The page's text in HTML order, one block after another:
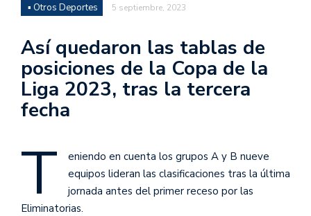
▪ Otros Deportes 5 septiembre, 2023
Así quedaron las tablas de
posiciones de la Copa de la
Liga 2023, tras la tercera
fecha
T
eniendo en cuenta los grupos A y B nueve
equipos lideran las clasificaciones tras la última
jornada antes del primer receso por las
Eliminatorias.